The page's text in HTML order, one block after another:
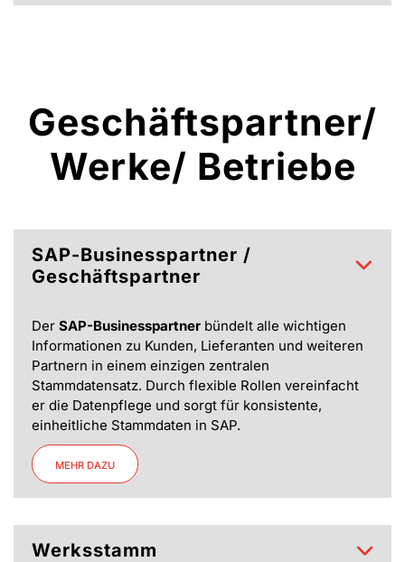
Geschäftspartner/
Werke/ Betriebe
SAP-Businesspartner /
Geschäftspartner
Der SAP-Businesspartner bündelt alle wichtigen
Informationen zu Kunden, Lieferanten und weiteren
Partnern in einem einzigen zentralen
Stammdatensatz. Durch flexible Rollen vereinfacht
er die Datenpflege und sorgt für konsistente,
einheitliche Stammdaten in SAP.
MEHR DAZU
Werksstamm